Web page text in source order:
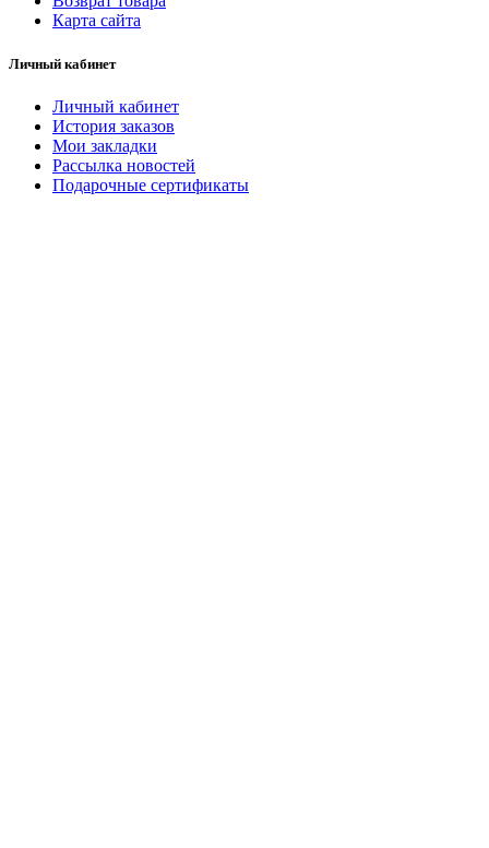
Карта сайта
Личный кабинет
Личный кабинет
История заказов
Мои закладки
Рассылка новостей
Подарочные сертификаты